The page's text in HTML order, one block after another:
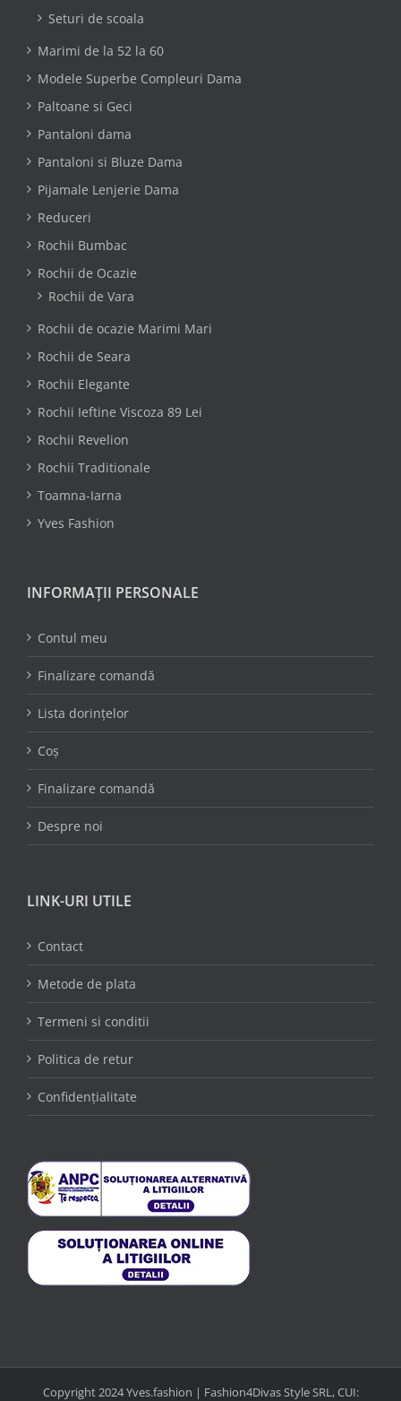
Seturi de scoala
Marimi de la 52 la 60
Modele Superbe Compleuri Dama
Paltoane si Geci
Pantaloni dama
Pantaloni si Bluze Dama
Pijamale Lenjerie Dama
Reduceri
Rochii Bumbac
Rochii de Ocazie
Rochii de Vara
Rochii de ocazie Marimi Mari
Rochii de Seara
Rochii Elegante
Rochii Ieftine Viscoza 89 Lei
Rochii Revelion
Rochii Traditionale
Toamna-Iarna
Yves Fashion
INFORMAȚII PERSONALE
Contul meu
Finalizare comandă
Lista dorințelor
Coș
Finalizare comandă
Despre noi
LINK-URI UTILE
Contact
Metode de plata
Termeni si conditii
Politica de retur
Confidențialitate
Copyright 2024 Yves.fashion | Fashion4Divas Style SRL, CUI: